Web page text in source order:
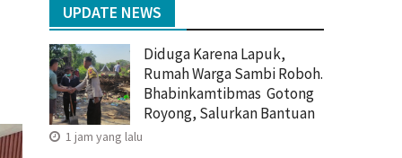
UPDATE NEWS
Diduga Karena Lapuk,
Rumah Warga Sambi Roboh.
Bhabinkamtibmas Gotong
Royong, Salurkan Bantuan
1 jam yang lalu